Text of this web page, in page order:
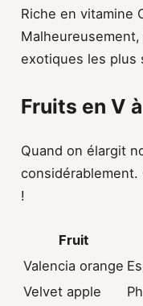
Riche en vitamine
exotiques les plus
Fruits en V
Quand on élargit
!
Fruit
Valencia orange
Velvet apple